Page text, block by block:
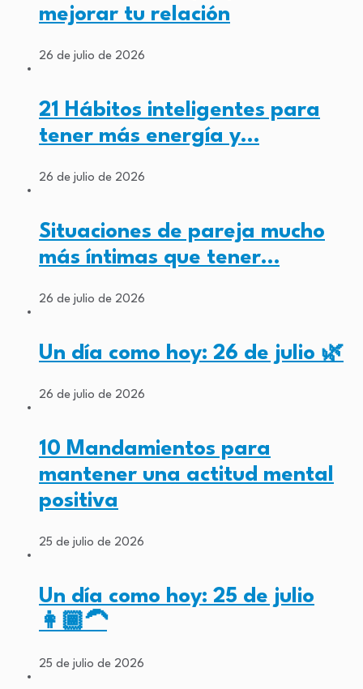
mejorar tu relación
26 de julio de 2026
21 Hábitos inteligentes para
tener más energía y…
26 de julio de 2026
Situaciones de pareja mucho
más íntimas que tener…
26 de julio de 2026
Un día como hoy: 26 de julio 🌿
26 de julio de 2026
10 Mandamientos para
mantener una actitud mental
positiva
25 de julio de 2026
Un día como hoy: 25 de julio
👩🏾‍🦱
25 de julio de 2026